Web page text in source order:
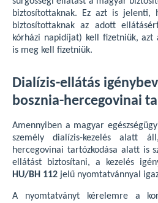
biztosítottaknak. Ez azt is jelenti,
biztosítottaknak az adott
kórházi napidíjat) kell fizetniük,
is meg kell fizetniük.
Dialízis-ellátás
bosznia-hercegovinai
Amennyiben a magyar
személy dialízis-kezelés alatt
hercegovinai tartózkodása alatt is
ellátást biztosítani, a kezelés
HU/BH 112 jelű nyomtatvánnyal
A nyomtatványt kérelemre a